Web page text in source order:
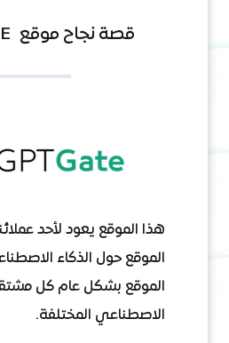
قصة نجاح موقع
هذا الموقع يعود لأحد
الموقع حول الذكاء
الموقع بشكل عام كل
الاصطناعي المختلفة.